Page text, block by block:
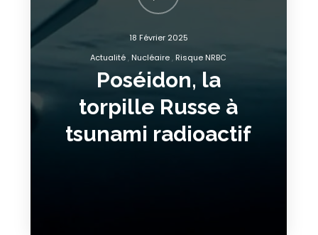
18 Février 2025
Actualité Nucléaire Risque NRBC
Poséidon, la
torpille Russe à
tsunami radioactif